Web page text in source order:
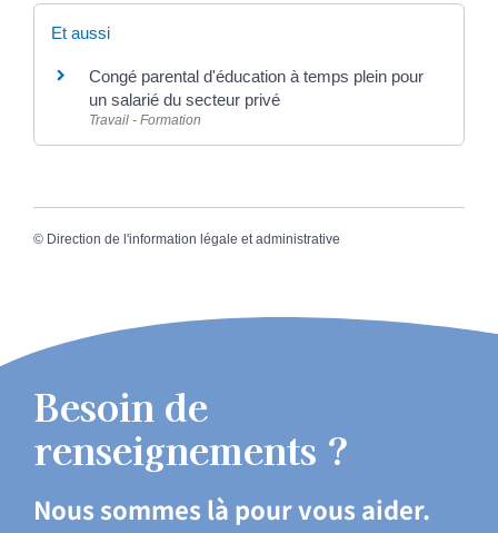
Et aussi
Congé parental d'éducation à temps plein pour
un salarié du secteur privé
Travail - Formation
© Direction de l'information légale et administrative
Besoin de
renseignements ?
Nous sommes là pour vous aider.